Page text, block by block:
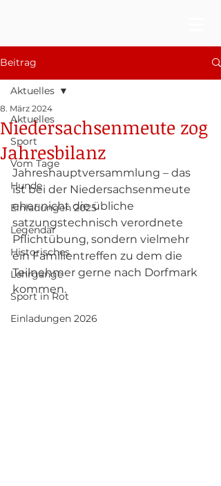
Beitrag
Aktuelles
Sport
Vom Tage
Hunde
Einladungen 2025
Legendär
Historisches
Lehrgänge
Sport in Rot
Einladungen 2026
Aktuelles
Niedersachsenmeute zog
Jahresbilanz
8. März 2024
Jahreshauptversammlung – das
ist bei der Niedersachsenmeute
eher nicht die übliche
satzungstechnisch verordnete
Pflichtübung, sondern vielmehr
ein Familientreffen zu dem die
Teilnehmer gerne nach Dorfmark
kommen.